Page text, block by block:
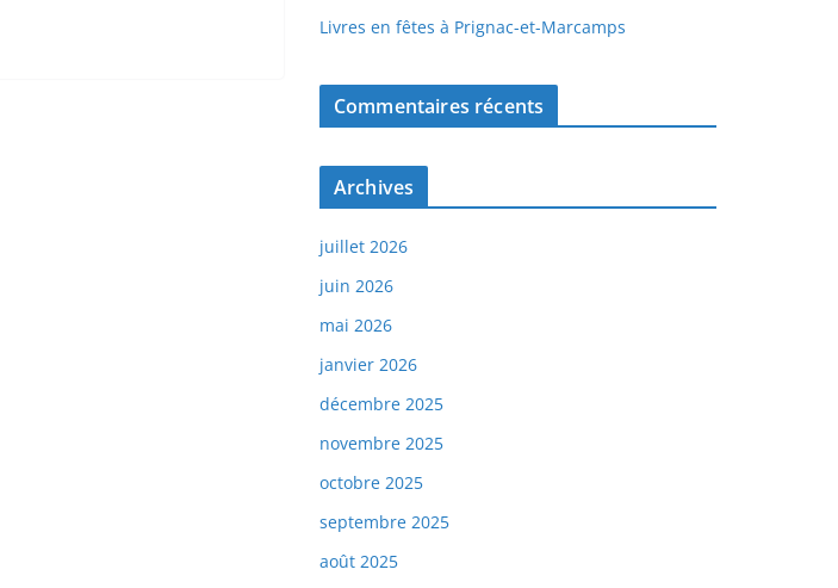
Livres en fêtes à Prignac-et-Marcamps
Commentaires récents
Archives
juillet 2026
juin 2026
mai 2026
janvier 2026
décembre 2025
novembre 2025
octobre 2025
septembre 2025
août 2025